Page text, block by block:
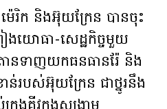
េរិក និងអ៊ុយក្រែន បានចុះ
ងយោធា-សេដ្ឋកិច្ចមួយ
នទាញយកធនធានរ៉ែ និង
ន់របស់អ៊ុយក្រែន ជាថ្នូរនឹង